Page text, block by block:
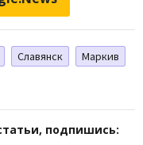
Славянск
Маркив
подпишись: